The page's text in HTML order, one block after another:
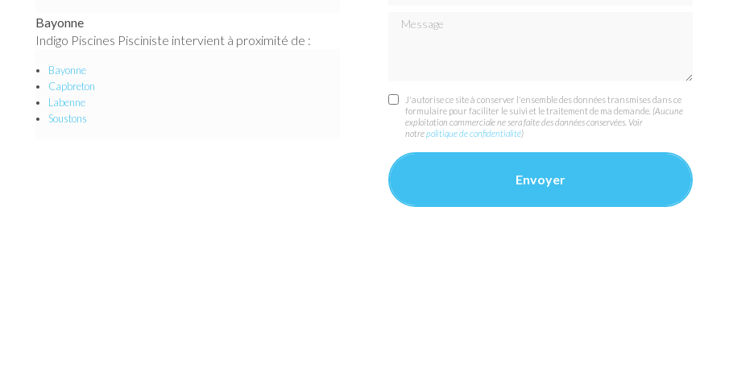
Bayonne
Indigo Piscines Pisciniste intervient à proximité de :
Bayonne
Capbreton
Labenne
Soustons
Message
J'autorise ce site à conserver l'ensemble des données transmises dans ce
formulaire pour faciliter le suivi et le traitement de ma demande. (Aucune
exploitation commerciale ne sera faite des données conservées. Voir
notrepolitique de confidentialité)